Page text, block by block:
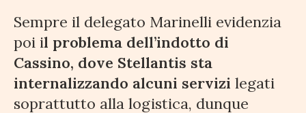
Sempre il delegato Marinelli evidenzia
poi il problema dell’indotto di
Cassino, dove Stellantis sta
internalizzando alcuni servizi legati
soprattutto alla logistica, dunque